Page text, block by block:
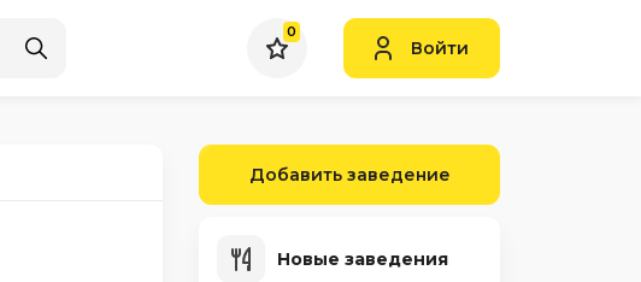
0
Войти
Добавить заведение
Новые заведения